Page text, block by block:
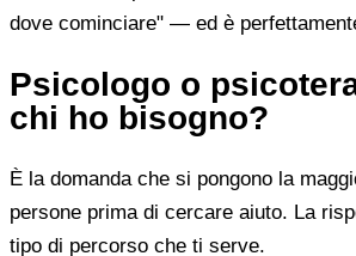
dove cominciare" — ed è
Psicologo o
chi ho bisogno?
È la domanda che si pongono la
persone prima di cercare aiuto. La
tipo di percorso che ti serve.